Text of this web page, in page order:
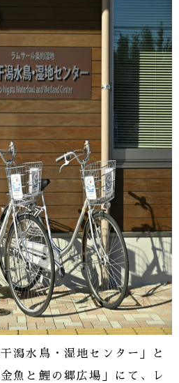
潟水鳥・湿地センター」と
魚と鯉の郷広場」にて、レ